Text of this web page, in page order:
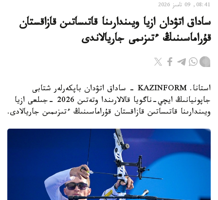
08:41, 09 تامىز 2026
ساداق اتۋدان ازيا ويىندارىنا قاتىساتىن قازاقستان
قۇراماسىنىڭ ءتىزىمى جاريالاندى
استانا. KAZINFORM - ساداق اتۋدان باپكەرلەر شتابى
جاپونيانىڭ ايچي-ناگويا قالالارىندا وتەتىن 2026 -جىلعى ازيا
ويىندارىنا قاتىساتىن قازاقستان قۇراماسىنىڭ ءتىزىمىن جاريالادى.